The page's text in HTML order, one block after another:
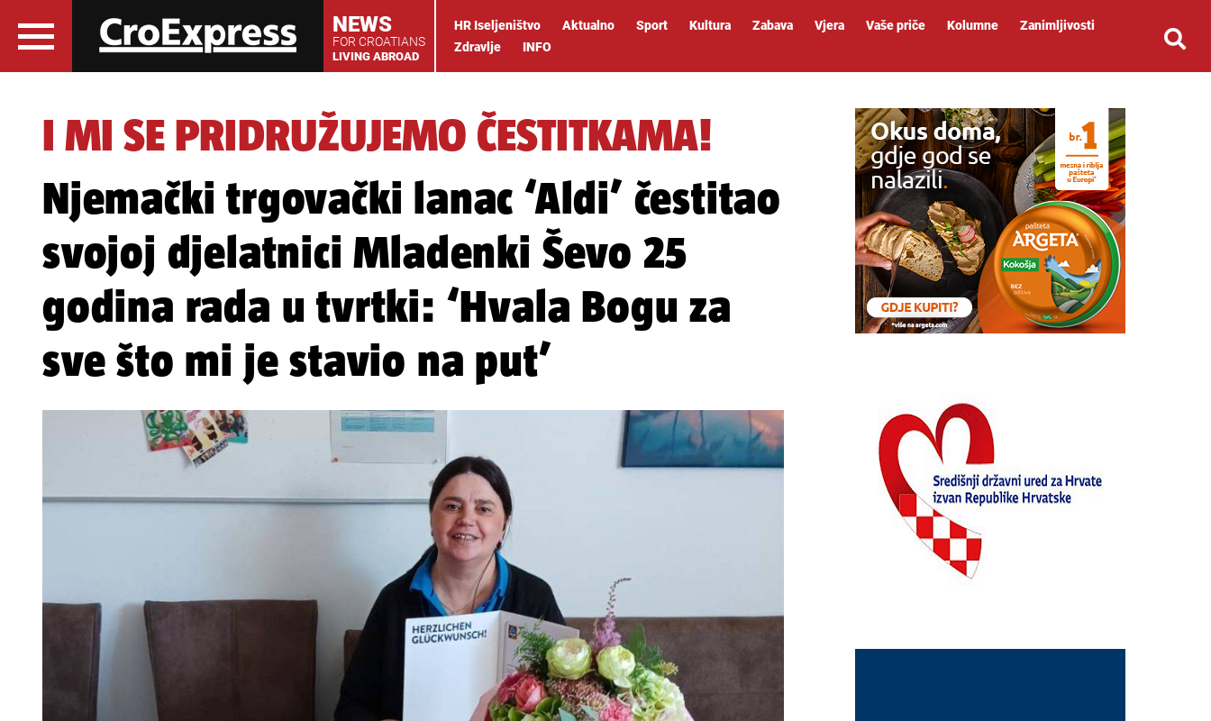
NEWS
FOR CROATIANS
LIVING ABROAD
HR Iseljeništvo Aktualno Sport Kultura Zabava Vjera Vaše priče Kolumne
Zanimljivosti
Zdravlje
INFO
I MI SE PRIDRUŽUJEMO ČESTITKAMA!
Njemački trgovački lanac ‘Aldi’ čestitao
svojoj djelatnici Mladenki Ševo 25
godina rada u tvrtki: ‘Hvala Bogu za
sve što mi je stavio na put’